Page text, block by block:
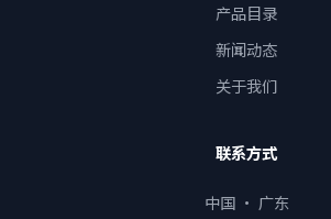
产品目录
新闻动态
关于我们
联系方式
中国 · 广东